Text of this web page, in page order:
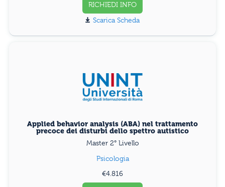
RICHIEDI INFO
Scarica Scheda
Applied behavior analysis (ABA) nel trattamento
precoce dei disturbi dello spettro autistico
Master 2° Livello
Psicologia
€4.816